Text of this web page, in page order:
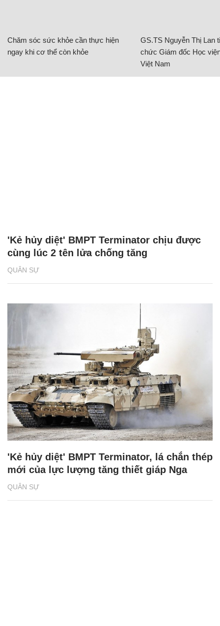
Chăm sóc sức khỏe cần thực hiện
ngay khi cơ thể còn khỏe
GS.TS Nguyễn Thị Lan
chức Giám đốc Học
Việt Nam
QUÂN SỰ
'Kẻ hủy diệt' BMPT Terminator chịu được
cùng lúc 2 tên lửa chống tăng
QUÂN SỰ
'Kẻ hủy diệt' BMPT Terminator, lá chắn thép
mới của lực lượng tăng thiết giáp Nga